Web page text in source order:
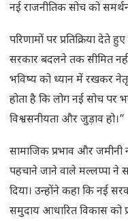
नई राजनीतिक सोच को
परिणामों पर प्रतिक्रिया
सरकार बदलने तक सीमित
भविष्य को ध्यान में रखकर
होता है कि लोग नई सोच पर
विश्वसनीयता और जुड़ाव हो।”
सामाजिक प्रभाव और
पहचाने जाने वाले मल्लप्पा ने
दिया। उन्होंने कहा कि नई
समुदाय आधारित विकास को